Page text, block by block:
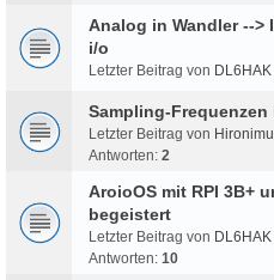
Analog in Wandler --
i/o
Letzter Beitrag von DL6HAK
Sampling-
Letzter Beitrag von
Antworten: 2
AroioOS mit RPI 3B+
begeistert
Letzter Beitrag von DL6HAK
Antworten: 10